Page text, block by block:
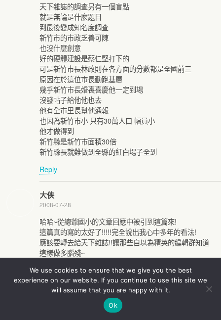
天下雜誌的調查另有一個盲點
就是無論是什麼題目
到最後變成知名度調查
新竹市的市政乏善可陳
也沒什麼創意
好的硬體建設是蔡仁堅打下的
可是新竹市長林政則在各方面的分數都是全國前三
原因在於這位市長勤跑基層
幾乎新竹市長婚喪喜慶他一定到場
沒發帖子給他他也去
他有全市里長幫他通報
也因為新竹市小 只有30萬人口 幅員小
他才做得到
新竹縣是新竹市面積30倍
新竹縣長就難做到全縣的紅白場子全到
Reply
大俠
2008-07-28
哈哈~從總爺國小的文章回應中被引到這篇來!
這篇真的寫的太好了!!!!!完全說出我心中多年的看法!
應該要轉去給天下雜誌!!讓那些自以為精英的編輯群知道
這樣做多腦殘~
該給他們警惕一下!
每ㄧ次的民調大調查還真的是從各縣市政府那邊A到不少
We use cookies to ensure that we give you the best
experience on our website. If you continue to use this site we
will assume that you are happy with it.
Ok